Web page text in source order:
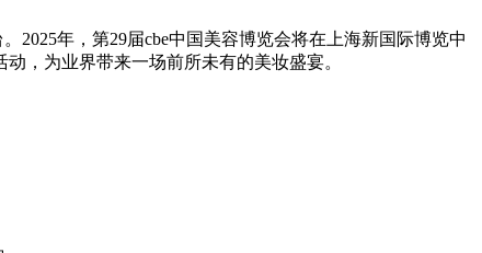
2025年，第29届cbe中国美容博览会将在上海新国际博览中
，为业界带来一场前所未有的美妆盛宴。